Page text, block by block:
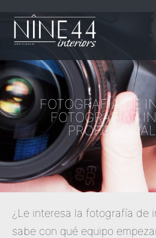
FOTOGRAFÍA DE
FOTOGRAFIAR
¿Le interesa la fotografía de
sabe con qué equipo